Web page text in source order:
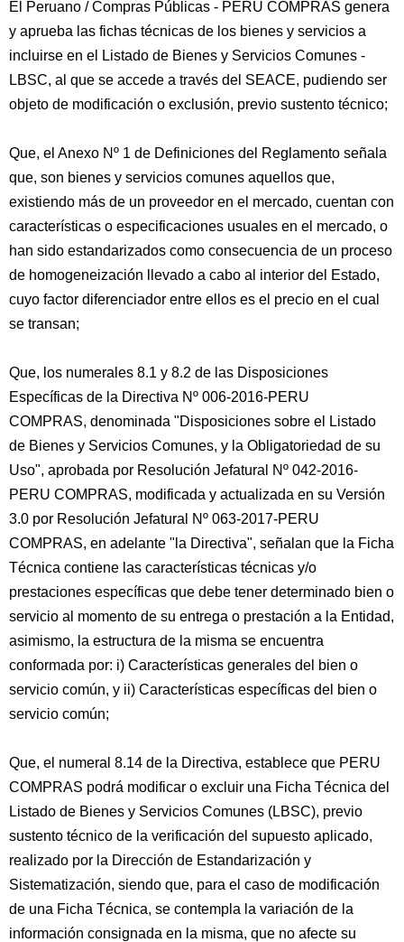
El Peruano / Compras Públicas - PERU COMPRAS genera
y aprueba las fichas técnicas de los bienes y servicios a
incluirse en el Listado de Bienes y Servicios Comunes -
LBSC, al que se accede a través del SEACE, pudiendo ser
objeto de modificación o exclusión, previo sustento técnico;
Que, el Anexo Nº 1 de Definiciones del Reglamento señala
que, son bienes y servicios comunes aquellos que,
existiendo más de un proveedor en el mercado, cuentan con
características o especificaciones usuales en el mercado, o
han sido estandarizados como consecuencia de un proceso
de homogeneización llevado a cabo al interior del Estado,
cuyo factor diferenciador entre ellos es el precio en el cual
se transan;
Que, los numerales 8.1 y 8.2 de las Disposiciones
Específicas de la Directiva Nº 006-2016-PERU
COMPRAS, denominada "Disposiciones sobre el Listado
de Bienes y Servicios Comunes, y la Obligatoriedad de su
Uso", aprobada por Resolución Jefatural Nº 042-2016-
PERU COMPRAS, modificada y actualizada en su Versión
3.0 por Resolución Jefatural Nº 063-2017-PERU
COMPRAS, en adelante "la Directiva", señalan que la Ficha
Técnica contiene las características técnicas y/o
prestaciones específicas que debe tener determinado bien o
servicio al momento de su entrega o prestación a la Entidad,
asimismo, la estructura de la misma se encuentra
conformada por: i) Características generales del bien o
servicio común, y ii) Características específicas del bien o
servicio común;
Que, el numeral 8.14 de la Directiva, establece que PERU
COMPRAS podrá modificar o excluir una Ficha Técnica del
Listado de Bienes y Servicios Comunes (LBSC), previo
sustento técnico de la verificación del supuesto aplicado,
realizado por la Dirección de Estandarización y
Sistematización, siendo que, para el caso de modificación
de una Ficha Técnica, se contempla la variación de la
información consignada en la misma, que no afecte su